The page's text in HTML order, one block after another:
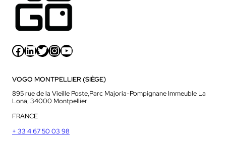
Facebook LinkedIn Twitter InstagramYouTube
VOGO MONTPELLIER (SIÈGE)
895 rue de la Vieille Poste,Parc Majoria-Pompignane Immeuble La
Lona, 34000 Montpellier
FRANCE
+ 33 4 67 50 03 98